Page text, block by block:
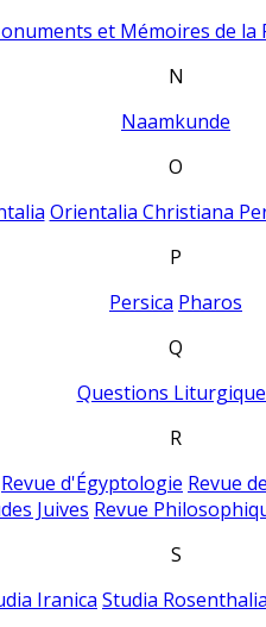
et Mémoires de la
N
Naamkunde
O
Orientalia Christiana
P
Persica Pharos
Q
Questions
R
Revue d'Égyptologie Revue
Juives Revue
S
Iranica Studia